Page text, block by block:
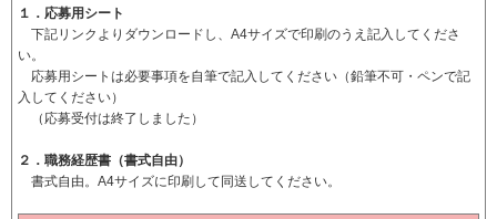
１．応募用シート
下記リンクよりダウンロードし、A4サイズで印刷のうえ記入してくださ
い。
応募用シートは必要事項を自筆で記入してください（鉛筆不可・ペンで記
入してください）
（応募受付は終了しました）
２．職務経歴書（書式自由）
書式自由。A4サイズに印刷して同送してください。